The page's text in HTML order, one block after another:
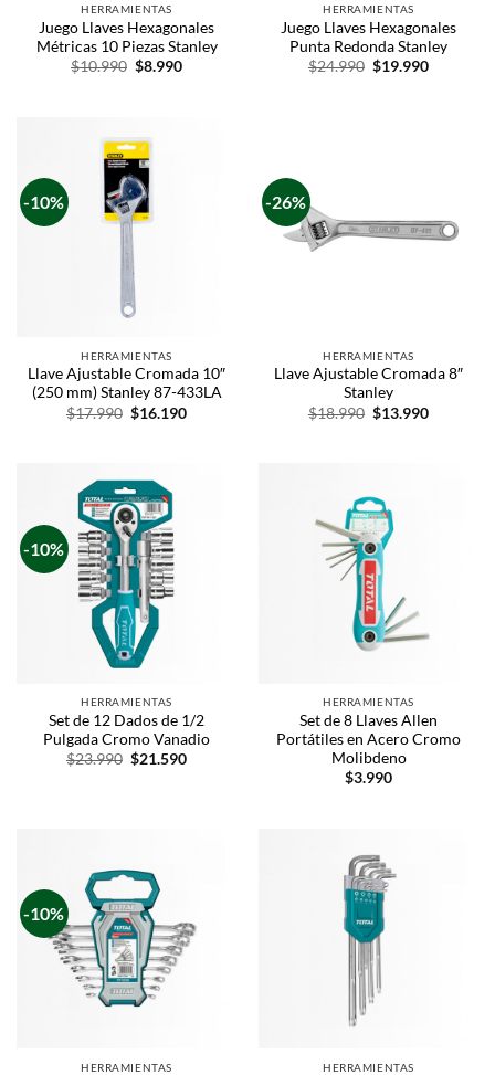
HERRAMIENTAS
Juego Llaves Hexagonales
Métricas 10 Piezas Stanley
$10.990 $8.990
HERRAMIENTAS
Juego Llaves Hexagonales
Punta Redonda Stanley
$24.990 $19.990
-10%
HERRAMIENTAS
Llave Ajustable Cromada 10″
(250 mm) Stanley 87-433LA
$17.990 $16.190
-26%
HERRAMIENTAS
Llave Ajustable Cromada 8″
Stanley
$18.990 $13.990
-10%
HERRAMIENTAS
Set de 12 Dados de 1/2
Pulgada Cromo Vanadio
$23.990 $21.590
HERRAMIENTAS
Set de 8 Llaves Allen
Portátiles en Acero Cromo
Molibdeno
$3.990
-10%
HERRAMIENTAS HERRAMIENTAS